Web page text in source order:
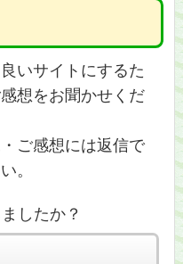
いサイトにするた
想をお聞かせくだ
ご感想には返信で
。
したか？